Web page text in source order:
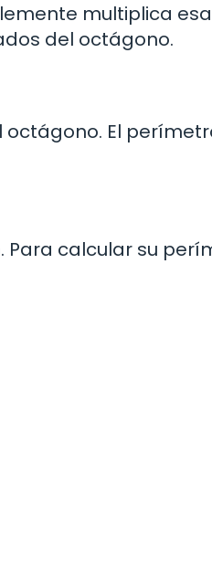
multiplica esa
del octágono.
El
calcular su